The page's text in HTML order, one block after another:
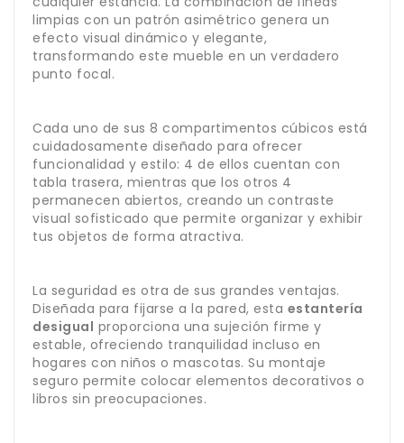
limpias con un patrón asimétrico genera un
efecto visual dinámico y elegante,
transformando este mueble en un verdadero
punto focal.
Cada uno de sus 8 compartimentos cúbicos está
cuidadosamente diseñado para ofrecer
funcionalidad y estilo: 4 de ellos cuentan con
tabla trasera, mientras que los otros 4
permanecen abiertos, creando un contraste
visual sofisticado que permite organizar y exhibir
tus objetos de forma atractiva.
La seguridad es otra de sus grandes ventajas.
Diseñada para fijarse a la pared, esta estantería
desigual proporciona una sujeción firme y
estable, ofreciendo tranquilidad incluso en
hogares con niños o mascotas. Su montaje
seguro permite colocar elementos decorativos o
libros sin preocupaciones.